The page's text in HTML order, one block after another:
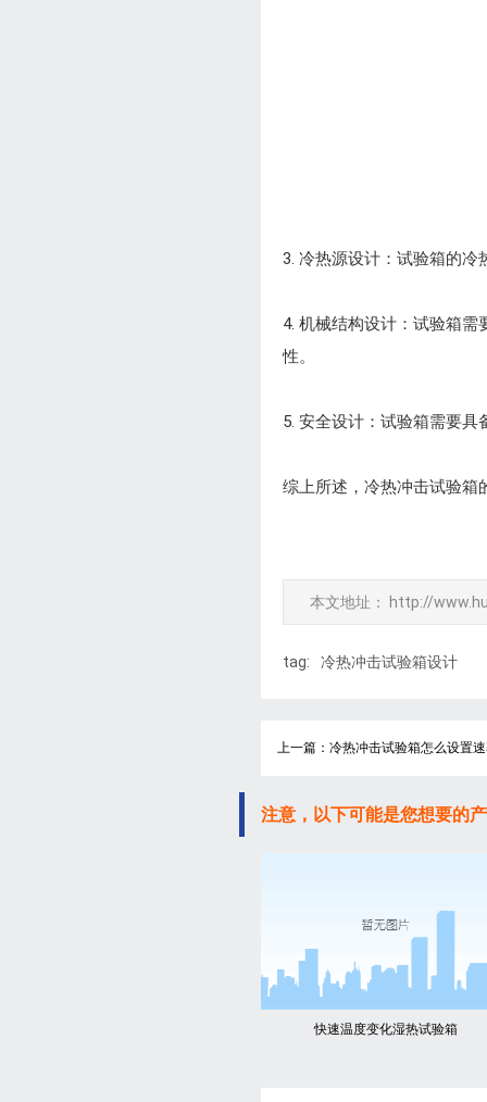
3. 冷热源设计：试验箱的
4. 机械结构设计：试验箱
性。
5. 安全设计：试验箱需要
综上所述，冷热冲击试验箱
本文地址： http://
tag: 冷热冲击试验箱设计
上一篇：冷热冲击试验箱怎么设置
注意，以下可能是您想要的
快速温度变化湿热试验箱